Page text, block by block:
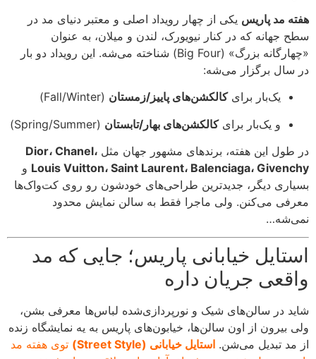
هفته مد پاریسیکی از چهار رویداد اصلی و معتبر دنیای مد در
سطح جهانه که در کنار نیویورک، لندن و میلان، به عنوان
«چهارگانه بزرگ» (Big Four) شناخته می‌شه. این رویداد دو بار
در سال برگزار می‌شه:
یک‌بار برای کالکشن‌های پاییز/زمستان(Fall/Winter)
و یک‌بار برای کالکشن‌های بهار/تابستان(Spring/Summer)
در طول این هفته، برندهای مشهور جهان مثل Dior، Chanel،
Louis Vuitton، Saint Laurent، Balenciaga، Givenchyو
بسیاری دیگر، جدیدترین طراحی‌های خودشون رو روی کت‌واک‌ها
معرفی می‌کنن. ولی ماجرا فقط به سالن نمایش محدود
نمی‌شه…
استایل خیابانی پاریس؛ جایی که مد
واقعی جریان داره
شاید در سالن‌های شیک و نورپردازی‌شده لباس‌ها معرفی بشن،
ولی بیرون از اون سالن‌ها، خیابون‌های پاریس به یه نمایشگاه زنده
از مد تبدیل می‌شن. استایل خیابانی (Street Style)
توی هفته مد